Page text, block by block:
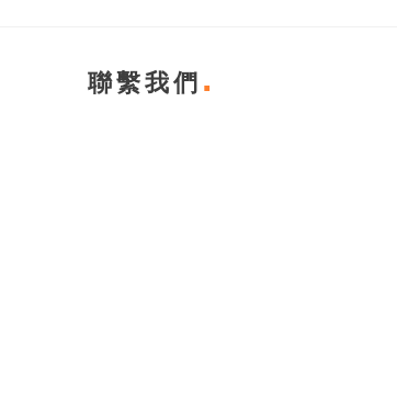
聯繫我們